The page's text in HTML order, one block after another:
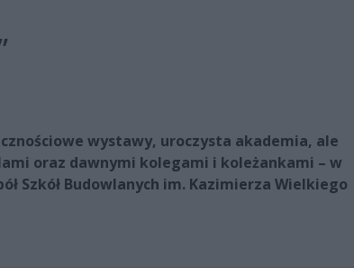
wystawy, uroczysta akademia, ale
oraz dawnymi kolegami i koleżankami – w
Szkół Budowlanych im. Kazimierza Wielkiego